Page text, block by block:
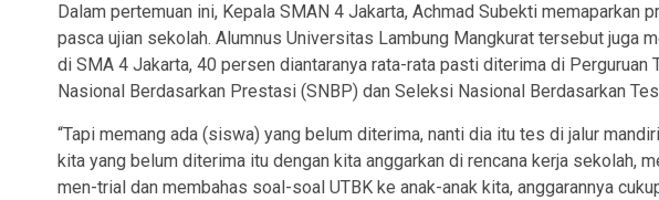
Dalam pertemuan ini, Kepala SMAN 4 Jakarta, Achmad Subekti memaparkan
pasca ujian sekolah. Alumnus Universitas Lambung Mangkurat tersebut juga
di SMA 4 Jakarta, 40 persen diantaranya rata-rata pasti diterima di
Nasional Berdasarkan Prestasi (SNBP) dan Seleksi Nasional Berdasarkan
“Tapi memang ada (siswa) yang belum diterima, nanti dia itu tes di jalur
kita yang belum diterima itu dengan kita anggarkan di rencana kerja sekolah,
men-trial dan membahas soal-soal UTBK ke anak-anak kita, anggarannya